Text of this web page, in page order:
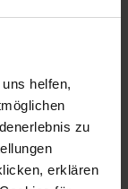
helfen,
zu
erklären
0,02 A
III
träge